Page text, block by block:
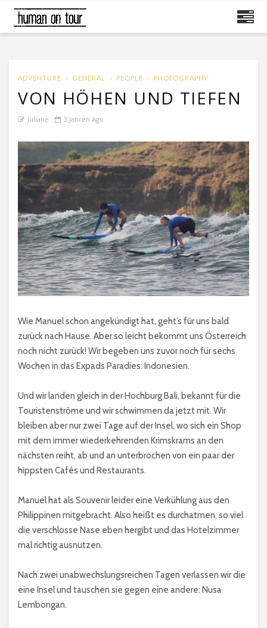
ADVENTURE GENERAL PEOPLE PHOTOGRAPHY
VON HÖHEN UND TIEFEN
Juliane 3 Jahren Ago
Wie Manuel schon angekündigt hat, geht’s für uns bald
zurück nach Hause. Aber so leicht bekommt uns Österreich
noch nicht zurück! Wir begeben uns zuvor noch für sechs
Wochen in das Expads Paradies: Indonesien.
Und wir landen gleich in der Hochburg Bali, bekannt für die
Touristenströme und wir schwimmen da jetzt mit. Wir
bleiben aber nur zwei Tage auf der Insel, wo sich ein Shop
mit dem immer wiederkehrenden Krimskrams an den
nächsten reiht, ab und an unterbrochen von ein paar der
hippsten Cafés und Restaurants.
Manuel hat als Souvenir leider eine Verkühlung aus den
Philippinen mitgebracht. Also heißt es durchatmen, so viel
die verschlosse Nase eben hergibt und das Hotelzimmer
mal richtig ausnutzen.
Nach zwei unabwechslungsreichen Tagen verlassen wir die
eine Insel und tauschen sie gegen eine andere: Nusa
Lembongan.